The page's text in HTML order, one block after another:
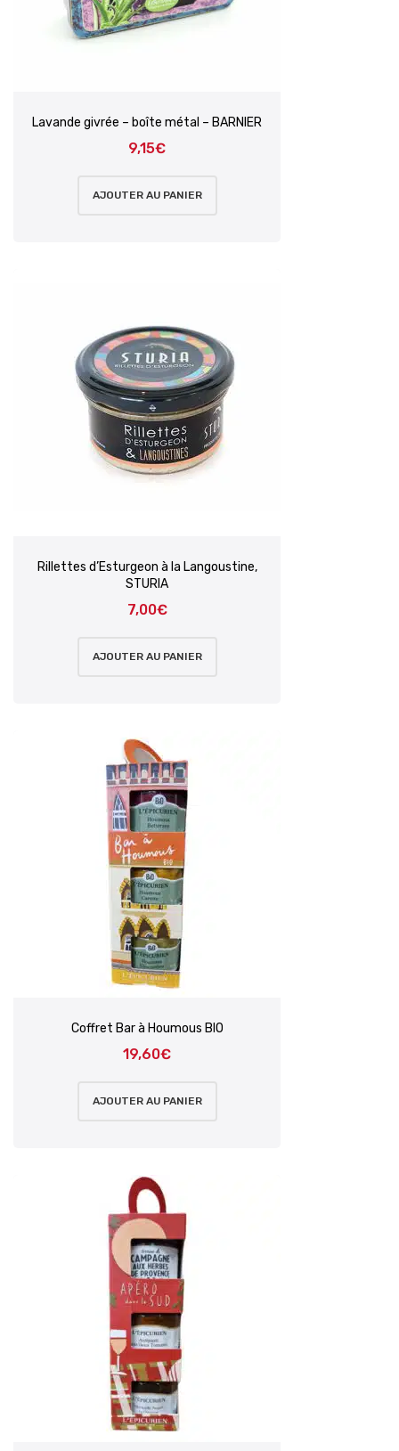
Lavande givrée – boîte métal – BARNIER
9,15€
AJOUTER AU PANIER
Rillettes d’Esturgeon à la Langoustine,
STURIA
7,00€
AJOUTER AU PANIER
Coffret Bar à Houmous BIO
19,60€
AJOUTER AU PANIER